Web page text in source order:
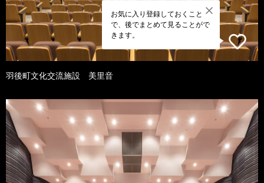
お気に入り登録しておくこと
で、後でまとめて見ることがで
きます。
羽後町文化交流施設 美里音